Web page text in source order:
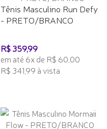
Tênis Masculino Run Defy
- PRETO/BRANCO
R$ 359,99
em até 6x de R$ 60,00
R$ 341,99 à vista